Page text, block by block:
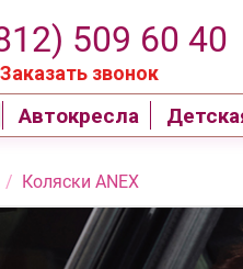
509 60 40
Заказать звонок
Автокресла
/ Коляски ANEX